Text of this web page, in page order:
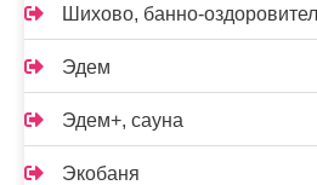
Шихово, банно-
Эдем
Эдем+, сауна
Экобаня